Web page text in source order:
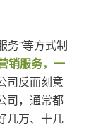
务”等方式制
销服务，一
司反而刻意
司，通常都
几万、十几